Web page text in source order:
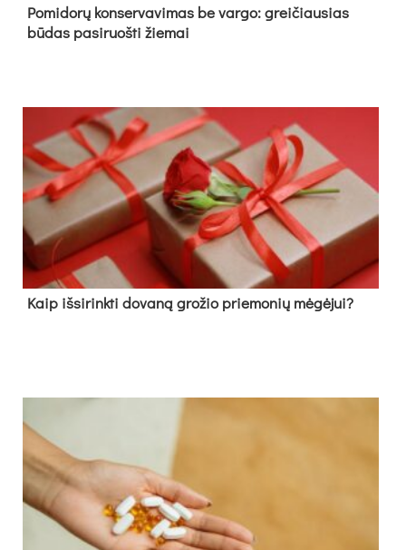
Pomidorų konservavimas be vargo: greičiausias
būdas pasiruošti žiemai
Kaip išsirinkti dovaną grožio priemonių mėgėjui?